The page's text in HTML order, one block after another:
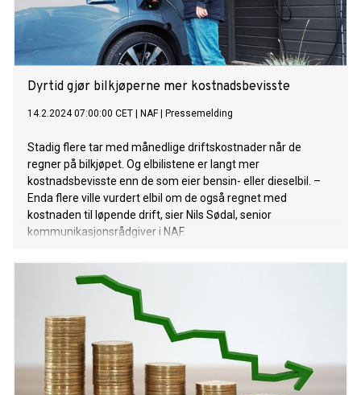
Dyrtid gjør bilkjøperne mer kostnadsbevisste
14.2.2024 07:00:00 CET NAF| Pressemelding
Stadig flere tar med månedlige driftskostnader når de
regner på bilkjøpet. Og elbilistene er langt mer
kostnadsbevisste enn de som eier bensin- eller dieselbil. –
Enda flere ville vurdert elbil om de også regnet med
kostnaden til løpende drift, sier Nils Sødal, senior
kommunikasjonsrådgiver i NAF.